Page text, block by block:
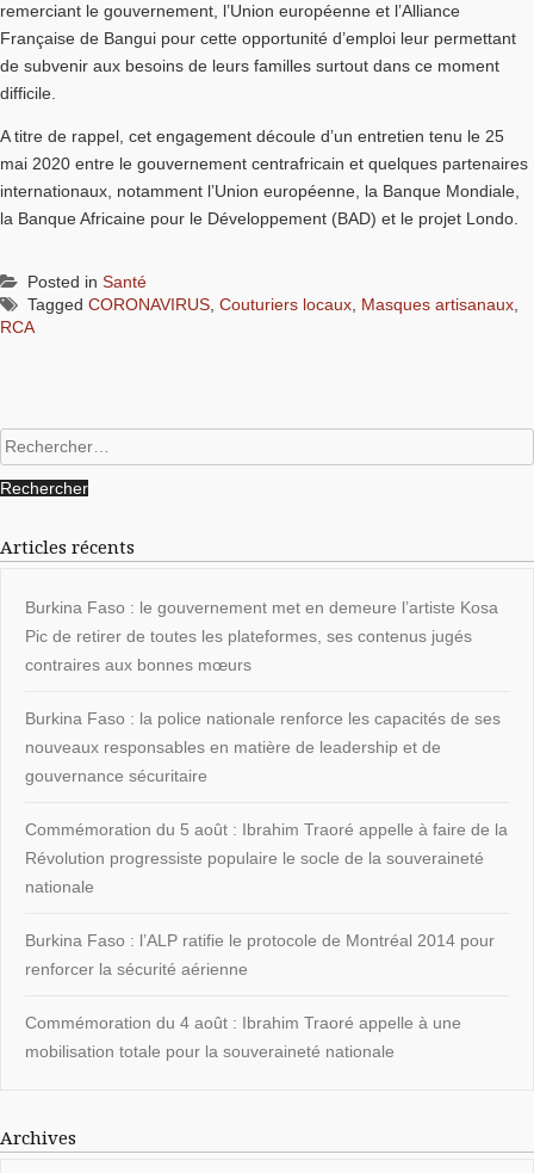
remerciant le gouvernement, l’Union européenne et l’Alliance
Française de Bangui pour cette opportunité d’emploi leur permettant
de subvenir aux besoins de leurs familles surtout dans ce moment
difficile.
A titre de rappel, cet engagement découle d’un entretien tenu le 25
mai 2020 entre le gouvernement centrafricain et quelques partenaires
internationaux, notamment l’Union européenne, la Banque Mondiale,
la Banque Africaine pour le Développement (BAD) et le projet Londo.
Posted in Santé
Tagged CORONAVIRUS, Couturiers locaux, Masques artisanaux,
RCA
Rechercher :
Articles récents
Burkina Faso : le gouvernement met en demeure l’artiste Kosa
Pic de retirer de toutes les plateformes, ses contenus jugés
contraires aux bonnes mœurs
Burkina Faso : la police nationale renforce les capacités de ses
nouveaux responsables en matière de leadership et de
gouvernance sécuritaire
Commémoration du 5 août : Ibrahim Traoré appelle à faire de la
Révolution progressiste populaire le socle de la souveraineté
nationale
Burkina Faso : l’ALP ratifie le protocole de Montréal 2014 pour
renforcer la sécurité aérienne
Commémoration du 4 août : Ibrahim Traoré appelle à une
mobilisation totale pour la souveraineté nationale
Archives